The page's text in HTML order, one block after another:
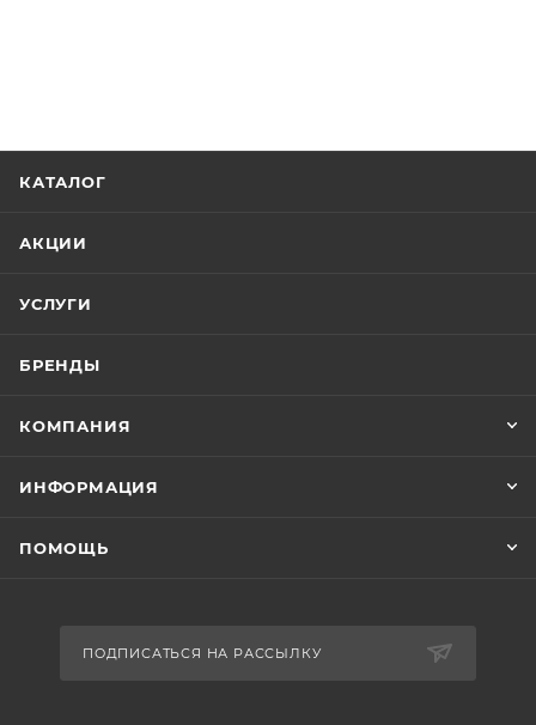
КАТАЛОГ
АКЦИИ
УСЛУГИ
БРЕНДЫ
КОМПАНИЯ
ИНФОРМАЦИЯ
ПОМОЩЬ
ПОДПИСАТЬСЯ НА РАССЫЛКУ